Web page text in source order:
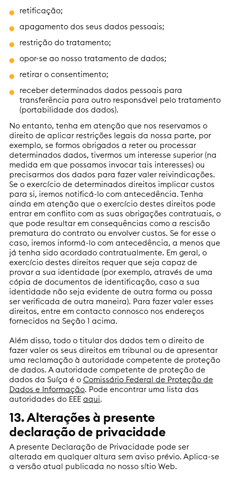
retificação;
apagamento dos seus dados pessoais;
restrição do tratamento;
opor-se ao nosso tratamento de dados;
retirar o consentimento;
receber determinados dados pessoais para
transferência para outro responsável pelo tratamento
(portabilidade dos dados).
No entanto, tenha em atenção que nos reservamos o
direito de aplicar restrições legais da nossa parte, por
exemplo, se formos obrigados a reter ou processar
determinados dados, tivermos um interesse superior (na
medida em que possamos invocar tais interesses) ou
precisarmos dos dados para fazer valer reivindicações.
Se o exercício de determinados direitos implicar custos
para si, iremos notificá-lo com antecedência. Tenha
ainda em atenção que o exercício destes direitos pode
entrar em conflito com as suas obrigações contratuais, o
que pode resultar em consequências como a rescisão
prematura do contrato ou envolver custos. Se for esse o
caso, iremos informá-lo com antecedência, a menos que
já tenha sido acordado contratualmente. Em geral, o
exercício destes direitos requer que seja capaz de
provar a sua identidade (por exemplo, através de uma
cópia de documentos de identificação, caso a sua
identidade não seja evidente de outra forma ou possa
ser verificada de outra maneira). Para fazer valer esses
direitos, entre em contacto connosco nos endereços
fornecidos na Seção 1 acima.
Além disso, todo o titular dos dados tem o direito de
fazer valer os seus direitos em tribunal ou de apresentar
uma reclamação à autoridade competente de proteção
de dados. A autoridade competente de proteção de
dados da Suíça é o Comissário Federal de Proteção de
Dados e Informação. Pode encontrar uma lista das
autoridades do EEE aqui.
13. Alterações à presente
declaração de privacidade
A presente Declaração de Privacidade pode ser
alterada em qualquer altura sem aviso prévio. Aplica-se
a versão atual publicada no nosso sítio Web.